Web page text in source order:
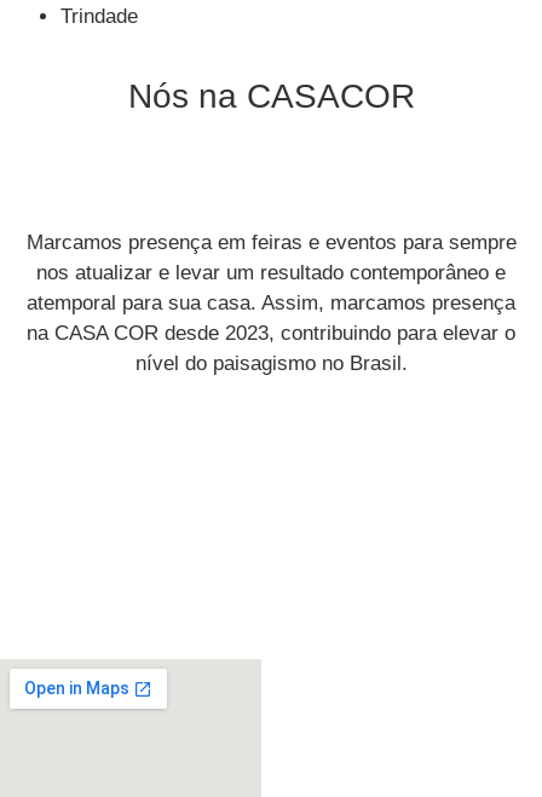
Trindade
Nós na CASACOR
Marcamos presença em feiras e eventos para sempre
nos atualizar e levar um resultado contemporâneo e
atemporal para sua casa. Assim, marcamos presença
na CASA COR desde 2023, contribuindo para elevar o
nível do paisagismo no Brasil.